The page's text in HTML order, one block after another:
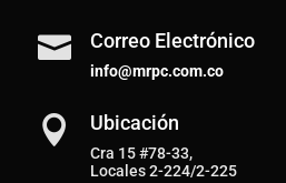
 Correo Electrónico
info@mrpc.com.co
 Ubicación
Cra 15 #78-33,
Locales 2-224/2-225